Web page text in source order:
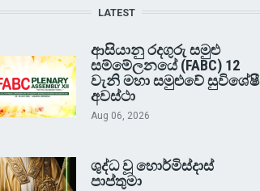
LATEST
ආසියානු රදගුරු සමුළු
සම්මේලනයේ (FABC) 12
වැනි මහා සමුළුවේ සුවිශේෂී
අවස්ථා
Aug 06, 2026
ශුද්ධ වූ හොර්මිස්දාස්
පාප්තුමා